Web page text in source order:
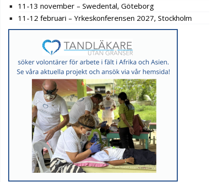
11-13 november – Swedental, Göteborg
11-12 februari – Yrkeskonferensen 2027, Stockholm